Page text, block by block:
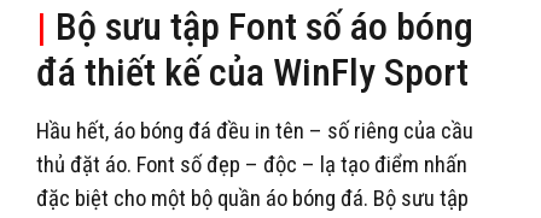
| Bộ sưu tập Font số áo bóng
đá thiết kế của WinFly Sport
Hầu hết, áo bóng đá đều in tên – số riêng của cầu
thủ đặt áo. Font số đẹp – độc – lạ tạo điểm nhấn
đặc biệt cho một bộ quần áo bóng đá. Bộ sưu tập